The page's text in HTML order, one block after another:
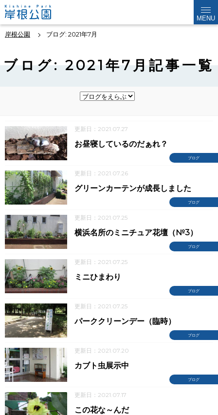
MENU
岸根公園 ブログ: 2021年7月
ブログ: 2021年7月記事一覧
更新日：2021.07.27
ブログ
お昼寝しているのだぁれ？
更新日：2021.07.26
ブログ
グリーンカーテンが成長しました
更新日：2021.07.25
ブログ
横浜名所のミニチュア花壇（№3）
更新日：2021.07.25
ブログ
ミニひまわり
更新日：2021.07.25
ブログ
パーククリーンデー（臨時）
更新日：2021.07.20
ブログ
カブト虫展示中
更新日：2021.07.17
この花な～んだ